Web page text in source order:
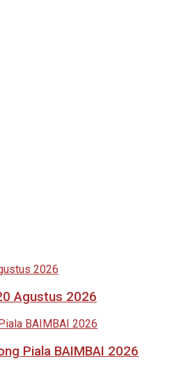
Agustus 2026
Piala BAIMBAI 2026